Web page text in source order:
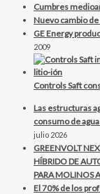
Cumbres
Nuevo cambio
GE Energy
2009
Controls Saft
Las estructuras
consumo de
julio 2026
GREENVOLT
HÍBRIDO DE
PARA MOLINOS
El 70% de los